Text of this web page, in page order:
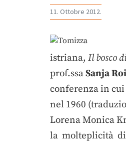
11. Ottobre 2012.
istriana, Il bosco
prof.ssaSanja
conferenza in
nel 1960
Lorena Monica
la molteplicità di